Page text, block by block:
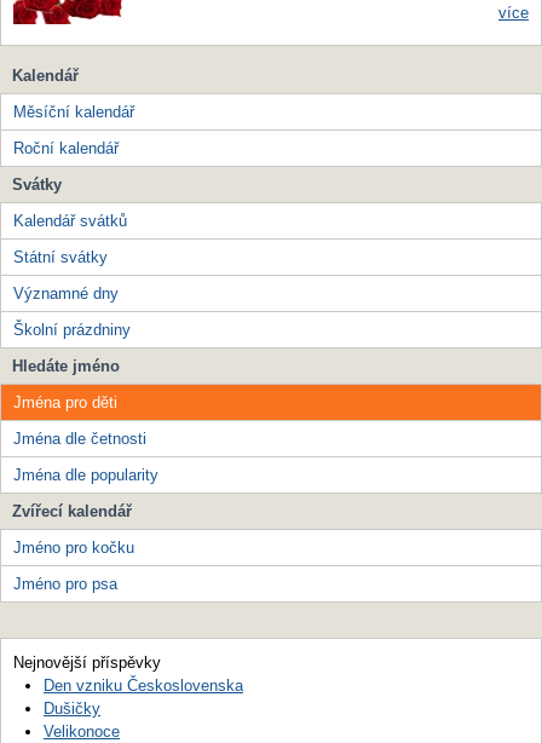
více
Kalendář
Měsíční kalendář
Roční kalendář
Svátky
Kalendář svátků
Státní svátky
Významné dny
Školní prázdniny
Hledáte jméno
Jména pro děti
Jména dle četnosti
Jména dle popularity
Zvířecí kalendář
Jméno pro kočku
Jméno pro psa
Nejnovější příspěvky
Den vzniku Československa
Dušičky
Velikonoce